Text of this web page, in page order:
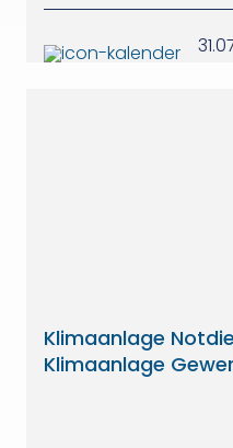
Klimaanlage
Klimaanlage